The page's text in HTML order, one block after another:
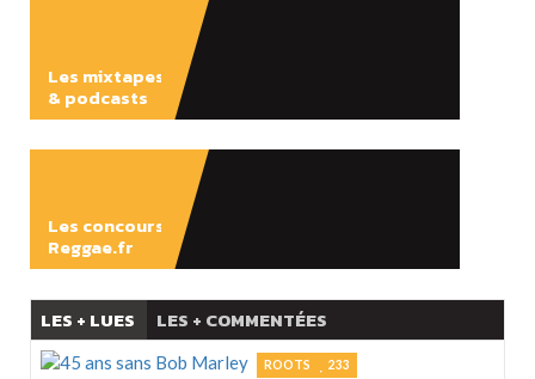
Les mixtapes
& podcasts
Les concours
Reggae.fr
LES + LUES LES + COMMENTÉES
ROOTS 233